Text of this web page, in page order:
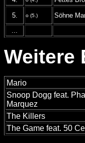
5. o (5.) Söhne
...
Weitere
Mario
Snoop Dogg feat.
Marquez
The Killers
The Game feat. 50